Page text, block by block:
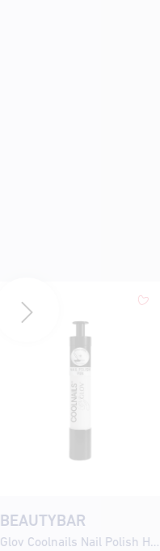
BEAUTYBAR
Glov Coolnails Nail Polish Hologoddess